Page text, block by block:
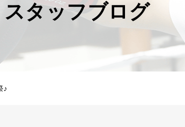
スタッフブログ
♪